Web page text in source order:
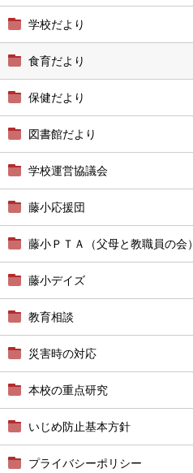
学校だより
食育だより
保健だより
図書館だより
学校運営協議会
藤小応援団
藤小ＰＴＡ（父母と教職員の会）
藤小デイズ
教育相談
災害時の対応
本校の重点研究
いじめ防止基本方針
プライバシーポリシー